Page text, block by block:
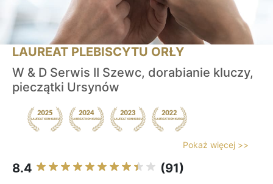
LAUREAT PLEBISCYTU ORŁY
W & D Serwis II Szewc, dorabianie kluczy,
pieczątki Ursynów
Pokaż więcej >>
8.4 (91)